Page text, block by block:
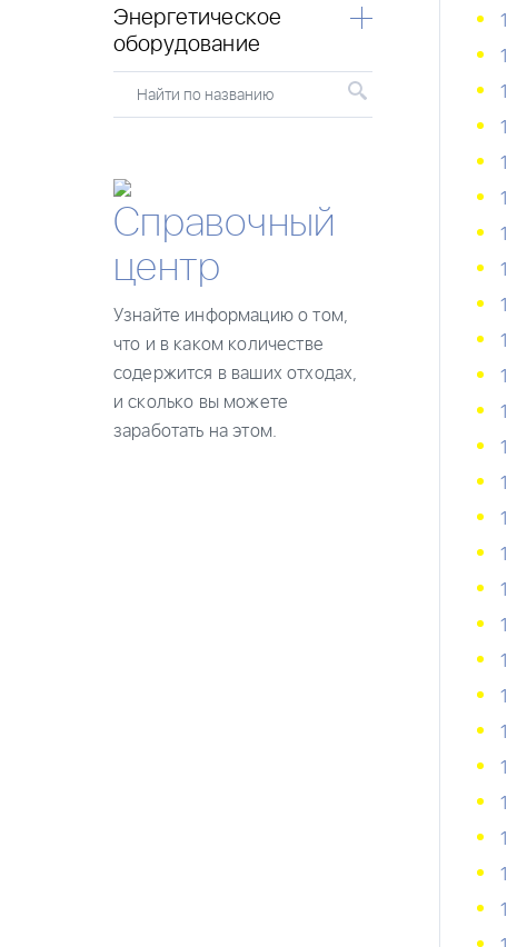
Энергетическое
оборудование
Найти по названию
Справочный
центр
Узнайте информацию о том,
что и в каком количестве
содержится в ваших отходах,
и сколько вы можете
заработать на этом.